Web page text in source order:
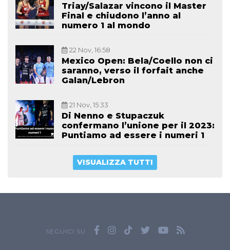
Triay/Salazar vincono il Master
Final e chiudono l’anno al
numero 1 al mondo
22 Nov, 16:58
Mexico Open: Bela/Coello non ci
saranno, verso il forfait anche
Galan/Lebron
21 Nov, 15:33
Di Nenno e Stupaczuk
confermano l’unione per il 2023:
Puntiamo ad essere i numeri 1
VISUALIZZA TUTTI
SEGUICI SU